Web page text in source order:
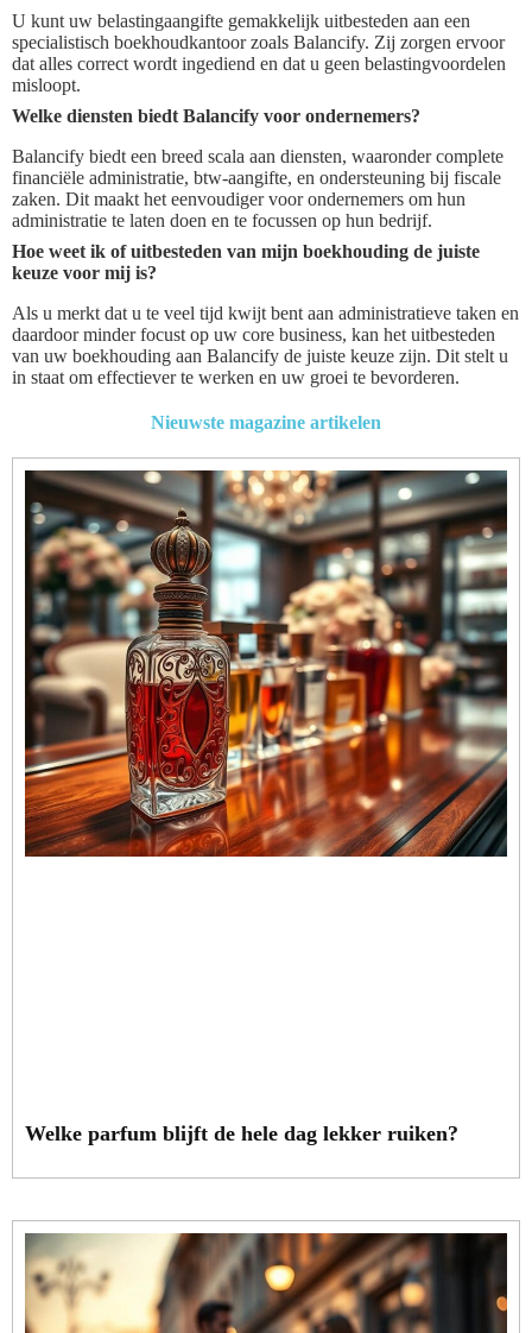
U kunt uw belastingaangifte gemakkelijk uitbesteden aan een
specialistisch boekhoudkantoor zoals Balancify. Zij zorgen ervoor
dat alles correct wordt ingediend en dat u geen belastingvoordelen
misloopt.
Welke diensten biedt Balancify voor ondernemers?
Balancify biedt een breed scala aan diensten, waaronder complete
financiële administratie, btw-aangifte, en ondersteuning bij fiscale
zaken. Dit maakt het eenvoudiger voor ondernemers om hun
administratie te laten doen en te focussen op hun bedrijf.
Hoe weet ik of uitbesteden van mijn boekhouding de juiste
keuze voor mij is?
Als u merkt dat u te veel tijd kwijt bent aan administratieve taken en
daardoor minder focust op uw core business, kan het uitbesteden
van uw boekhouding aan Balancify de juiste keuze zijn. Dit stelt u
in staat om effectiever te werken en uw groei te bevorderen.
Nieuwste magazine artikelen
Welke parfum blijft de hele dag lekker ruiken?